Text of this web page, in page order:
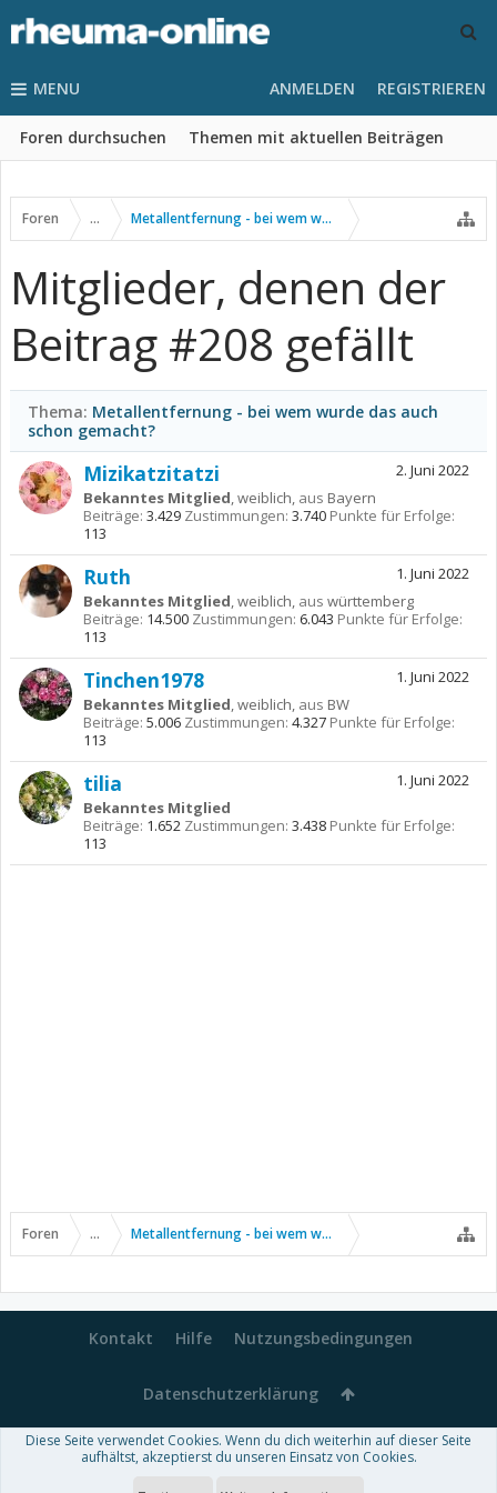
MENU
Foren durchsuchen Themen mit aktuellen Beiträgen
ANMELDEN REGISTRIEREN
Foren ... Metallentfernung - bei wem wurde das auch schon
Mitglieder, denen der
Beitrag #208 gefällt
Thema: Metallentfernung - bei wem wurde das auch
schon gemacht?
2. Juni 2022
Mizikatzitatzi
Bekanntes Mitglied, weiblich, aus Bayern
Beiträge: 3.429 Zustimmungen: 3.740 Punkte für Erfolge:
113
1. Juni 2022
Ruth
Bekanntes Mitglied, weiblich, aus württemberg
Beiträge: 14.500 Zustimmungen: 6.043 Punkte für Erfolge:
113
1. Juni 2022
Tinchen1978
Bekanntes Mitglied, weiblich, aus BW
Beiträge: 5.006 Zustimmungen: 4.327 Punkte für Erfolge:
113
1. Juni 2022
tilia
Bekanntes Mitglied
Beiträge: 1.652 Zustimmungen: 3.438 Punkte für Erfolge:
113
Foren ... Metallentfernung - bei wem wurde das auch schon
Kontakt Hilfe Nutzungsbedingungen
Datenschutzerklärung
Forum software by XenForo™-Deutsch von xenDach
Diese Seite verwendet Cookies. Wenn du dich weiterhin auf dieser Seite
aufhältst, akzeptierst du unseren Einsatz von Cookies.